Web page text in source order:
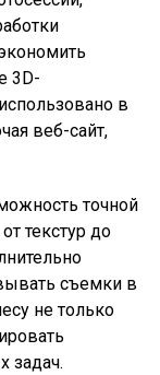
3D-
в
веб-сайт,
точной
текстур до
съемки в
не только
задач.